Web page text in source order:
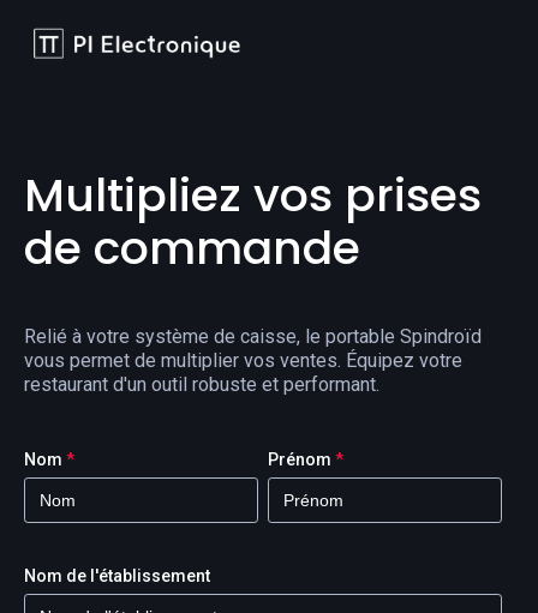
Multipliez vos prises
de commande
Relié à votre système de caisse, le portable Spindroïd
vous permet de multiplier vos ventes. Équipez votre
restaurant d'un outil robuste et performant.
Nom * Prénom *
Nom de l'établissement